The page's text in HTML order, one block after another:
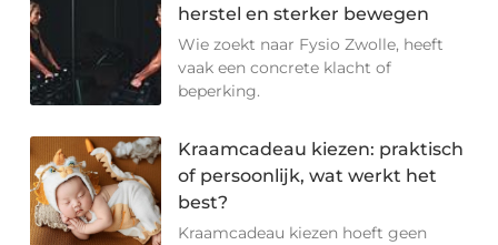
herstel en sterker bewegen
Wie zoekt naar Fysio Zwolle, heeft
vaak een concrete klacht of
beperking.
Kraamcadeau kiezen: praktisch
of persoonlijk, wat werkt het
best?
Kraamcadeau kiezen hoeft geen